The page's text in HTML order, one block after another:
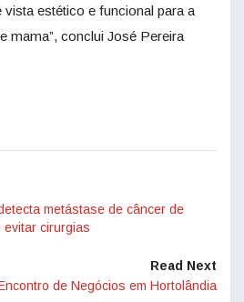
estético e funcional para a
mama”, conclui José Pereira
metástase de câncer de
evitar cirurgias
Read Next
de Negócios em Hortolândia